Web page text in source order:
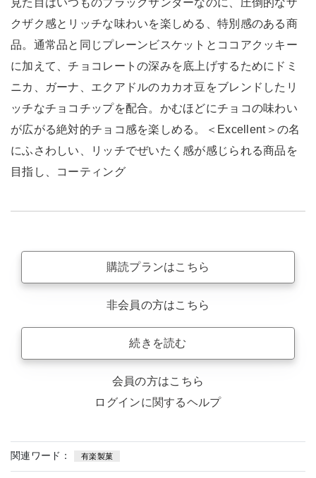
見た目はいつものブラックサンダーなのに、圧倒的なザ
クザク感とリッチな味わいを楽しめる、特別感のある商
品。通常品と同じプレーンビスケットとココアクッキー
に加えて、チョコレートの深みを底上げするためにドミ
ニカ、ガーナ、エクアドルのカカオ豆をブレンドしたリ
ッチなチョコチップを配合。かむほどにチョコの味わい
が広がる絶対的チョコ感を楽しめる。＜Excellent＞の名
にふさわしい、リッチでぜいたく感が感じられる商品を
目指し、コーティング
購読プランはこちら
非会員の方はこちら
続きを読む
会員の方はこちら
ログインに関するヘルプ
関連ワード： 有楽製菓